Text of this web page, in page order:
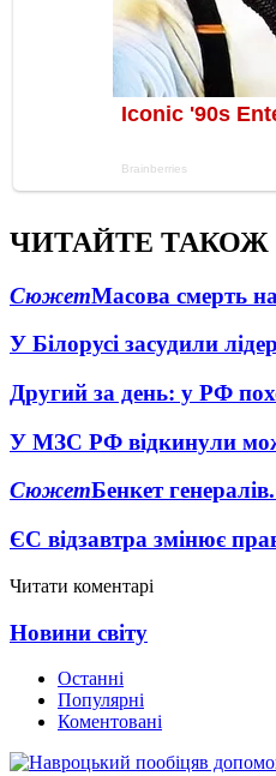
ЧИТАЙТЕ ТАКОЖ
СюжетМасова смерть
У Білорусі засудили
Другий за день: у РФ
У МЗС РФ відкинули
СюжетБенкет
ЄС відзавтра змінює
Читати коментарі
Новини світу
Останні
Популярні
Коментовані